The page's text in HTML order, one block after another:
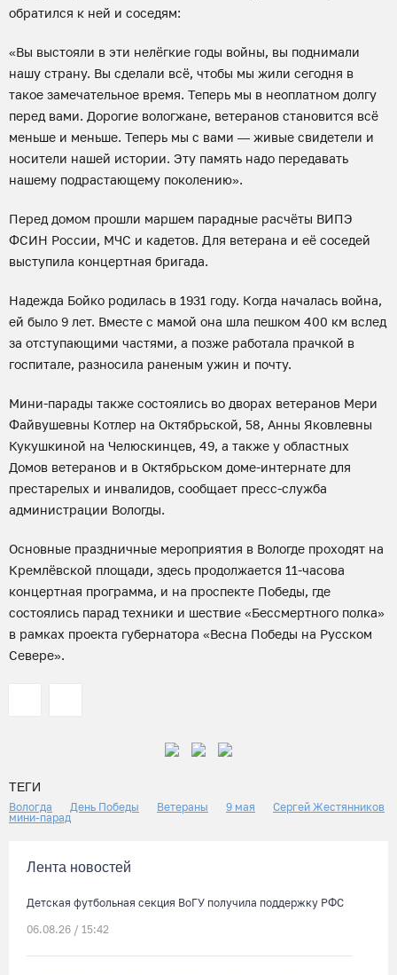
обратился к ней и соседям:
«Вы выстояли в эти нелёгкие годы войны, вы поднимали
нашу страну. Вы сделали всё, чтобы мы жили сегодня в
такое замечательное время. Теперь мы в неоплатном долгу
перед вами. Дорогие вологжане, ветеранов становится всё
меньше и меньше. Теперь мы с вами — живые свидетели и
носители нашей истории. Эту память надо передавать
нашему подрастающему поколению».
Перед домом прошли маршем парадные расчёты ВИПЭ
ФСИН России, МЧС и кадетов. Для ветерана и её соседей
выступила концертная бригада.
Надежда Бойко родилась в 1931 году. Когда началась война,
ей было 9 лет. Вместе с мамой она шла пешком 400 км вслед
за отступающими частями, а позже работала прачкой в
госпитале, разносила раненым ужин и почту.
Мини-парады также состоялись во дворах ветеранов Мери
Файвушевны Котлер на Октябрьской, 58, Анны Яковлевны
Кукушкиной на Челюскинцев, 49, а также у областных
Домов ветеранов и в Октябрьском доме-интернате для
престарелых и инвалидов, сообщает пресс-служба
администрации Вологды.
Основные праздничные мероприятия в Вологде проходят на
Кремлёвской площади, здесь продолжается 11-часова
концертная программа, и на проспекте Победы, где
состоялись парад техники и шествие «Бессмертного полка»
в рамках проекта губернатора «Весна Победы на Русском
Севере».
ТЕГИ
Вологда День Победы Ветераны 9 мая
Сергей Жестянников
мини-парад
Лента новостей
Детская футбольная секция ВоГУ получила поддержку РФС
06.08.26 / 15:42